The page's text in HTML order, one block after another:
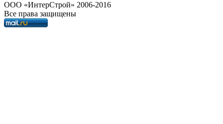
OOO «ИнтерСтрой» 2006-2016
Все права защищены